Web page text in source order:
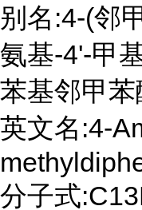
别名:4-(邻
氨基-4'-甲
苯基邻甲苯
英文名:4-
分子式